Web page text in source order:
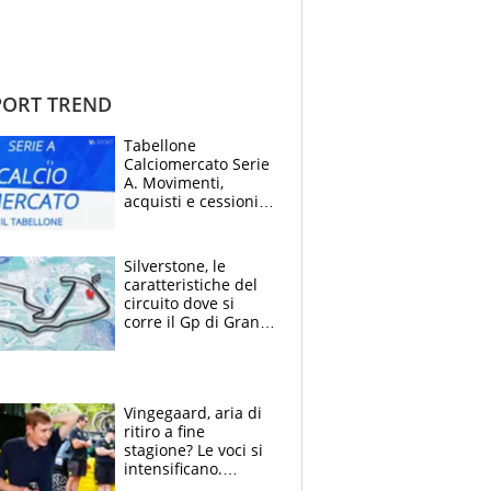
TREND
Tabellone
Calciomercato Serie
A. Movimenti,
acquisti e cessioni:
Silverstone, le
caratteristiche del
circuito dove si
corre il Gp di Gran
Vingegaard, aria di
ritiro a fine
stagione? Le voci si
intensificano.